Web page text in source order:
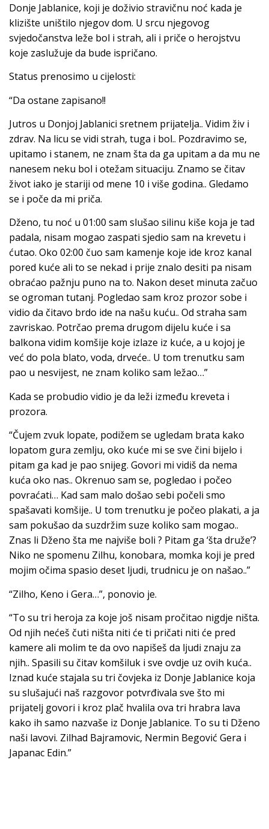
Donje Jablanice, koji je doživio stravičnu noć kada je
klizište uništilo njegov dom. U srcu njegovog
svjedočanstva leže bol i strah, ali i priče o herojstvu
koje zaslužuje da bude ispričano.
Status prenosimo u cijelosti:
“Da ostane zapisano!!
Jutros u Donjoj Jablanici sretnem prijatelja.. Vidim živ i
zdrav. Na licu se vidi strah, tuga i bol.. Pozdravimo se,
upitamo i stanem, ne znam šta da ga upitam a da mu ne
nanesem neku bol i otežam situaciju. Znamo se čitav
život iako je stariji od mene 10 i više godina.. Gledamo
se i poče da mi priča.
Dženo, tu noć u 01:00 sam slušao silinu kiše koja je tad
padala, nisam mogao zaspati sjedio sam na krevetu i
ćutao. Oko 02:00 čuo sam kamenje koje ide kroz kanal
pored kuće ali to se nekad i prije znalo desiti pa nisam
obraćao pažnju puno na to. Nakon deset minuta začuo
se ogroman tutanj. Pogledao sam kroz prozor sobe i
vidio da čitavo brdo ide na našu kuću.. Od straha sam
zavriskao. Potrčao prema drugom dijelu kuće i sa
balkona vidim komšije koje izlaze iz kuće, a u kojoj je
već do pola blato, voda, drveće.. U tom trenutku sam
pao u nesvijest, ne znam koliko sam ležao…”
Kada se probudio vidio je da leži između kreveta i
prozora.
“Čujem zvuk lopate, podižem se ugledam brata kako
lopatom gura zemlju, oko kuće mi se sve čini bijelo i
pitam ga kad je pao snijeg. Govori mi vidiš da nema
kuća oko nas.. Okrenuo sam se, pogledao i počeo
povraćati… Kad sam malo došao sebi počeli smo
spašavati komšije.. U tom trenutku je počeo plakati, a ja
sam pokušao da suzdržim suze koliko sam mogao..
Znas li Dženo šta me najviše boli ? Pitam ga ‘šta druže’?
Niko ne spomenu Zilhu, konobara, momka koji je pred
mojim očima spasio deset ljudi, trudnicu je on našao..”
“Zilho, Keno i Gera…”, ponovio je.
“To su tri heroja za koje još nisam pročitao nigdje ništa.
Od njih nećeš čuti ništa niti će ti pričati niti će pred
kamere ali molim te da ovo napišeš da ljudi znaju za
njih.. Spasili su čitav komšiluk i sve ovdje uz ovih kuća..
Iznad kuće stajala su tri čovjeka iz Donje Jablanice koja
su slušajući naš razgovor potvrđivala sve što mi
prijatelj govori i kroz plač hvalila ova tri hrabra lava
kako ih samo nazvaše iz Donje Jablanice. To su ti Dženo
naši lavovi. Zilhad Bajramovic, Nermin Begović Gera i
Japanac Edin.”